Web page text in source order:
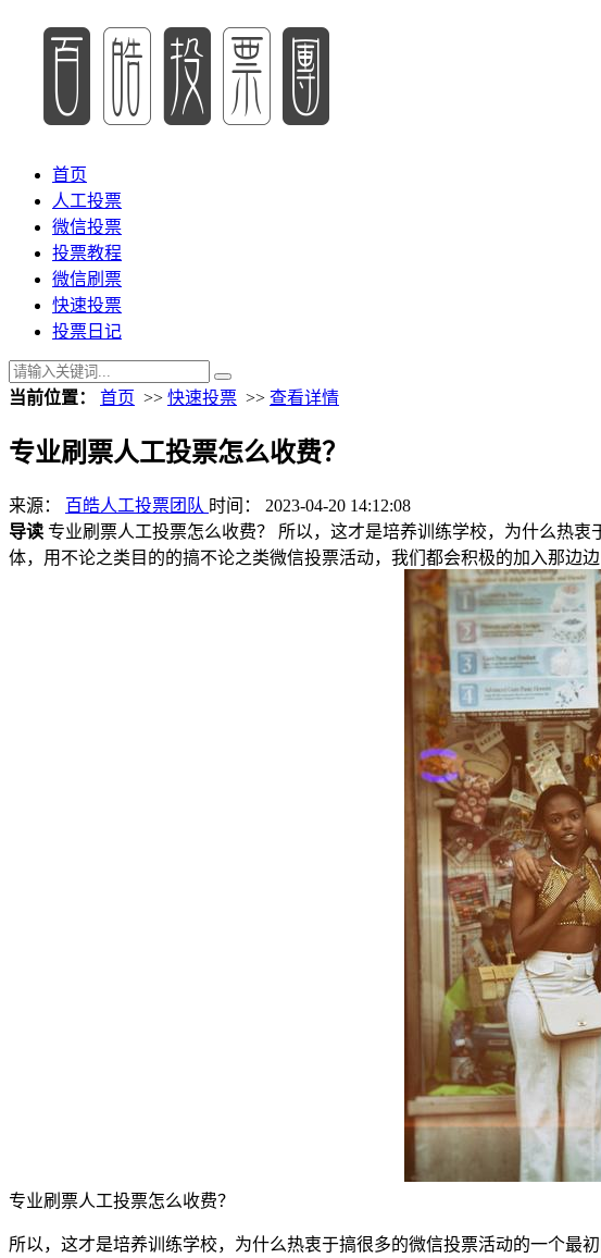
首页
人工投票
微信投票
投票教程
微信刷票
快速投票
投票日记
当前位置： 首页 >> 快速投票 >> 查看详情
专业刷票人工投票怎么收费？
来源： 百皓人工投票团队 时间： 2023-04-20 14:12:08
导读 专业刷票人工投票怎么收费？ 所以，这才是培养训练学校，为什么热
体，用不论之类目的的搞不论之类微信投票活动，我们都会积极的加入那边
专业刷票人工投票怎么收费？
所以，这才是培养训练学校，为什么热衷于搞很多的微信投票活动的一个最